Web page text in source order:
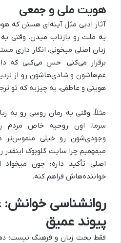
هویت ملی و جمعی
آثار ادبی مثل آینه‌ای هستن که
یه ملت رو بازتاب میدن. وقتی
زبان اصلی میخونی، انگار داری
برقرار می‌کنی. حس می‌کنی که
غم‌هاشون و شادی‌هاشون رو از
هویتی و عاطفی، یه چیزیه که تو
مثلاً، وقتی یه رمان روسی رو به
سرما، اون روحیه خاص مردم
وجودی‌شون رو خیلی ملموس‌تر
میفهمیم چرا سایت گلوبوک
اصلی تأکید داره؛ چون میخواد
خواننده‌هاش فراهم کنه.
روانشناسی
پیوند عمیق
فقط بحث زبان و فرهنگ نیست؛